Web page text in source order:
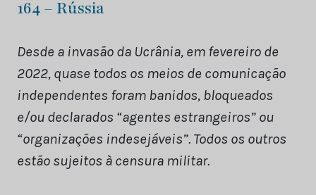
164 – Rússia
Desde a invasão da Ucrânia, em fevereiro de
2022, quase todos os meios de comunicação
independentes foram banidos, bloqueados
e/ou declarados “agentes estrangeiros” ou
“organizações indesejáveis”. Todos os outros
estão sujeitos à censura militar.